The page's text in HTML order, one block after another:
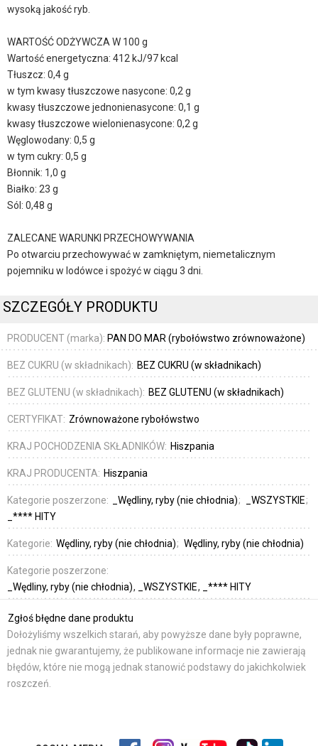
wysoką jakość ryb.
WARTOŚĆ ODŻYWCZA W 100 g
Wartość energetyczna: 412 kJ/97 kcal
Tłuszcz: 0,4 g
w tym kwasy tłuszczowe nasycone: 0,2 g
kwasy tłuszczowe jednonienasycone: 0,1 g
kwasy tłuszczowe wielonienasycone: 0,2 g
Węglowodany: 0,5 g
w tym cukry: 0,5 g
Błonnik: 1,0 g
Białko: 23 g
Sól: 0,48 g
ZALECANE WARUNKI PRZECHOWYWANIA
Po otwarciu przechowywać w zamkniętym, niemetalicznym
pojemniku w lodówce i spożyć w ciągu 3 dni.
SZCZEGÓŁY PRODUKTU
PRODUCENT (marka): PAN DO MAR (rybołówstwo zrównoważone)
BEZ CUKRU (w składnikach): BEZ CUKRU (w składnikach)
BEZ GLUTENU (w składnikach): BEZ GLUTENU (w składnikach)
CERTYFIKAT: Zrównoważone rybołówstwo
KRAJ POCHODZENIA SKŁADNIKÓW: Hiszpania
KRAJ PRODUCENTA: Hiszpania
Kategorie poszerzone: _Wędliny, ryby (nie chłodnia)
_WSZYSTKIE
_**** HITY
Kategorie: Wędliny, ryby (nie chłodnia) Wędliny, ryby (nie chłodnia)
Kategorie poszerzone:
_Wędliny, ryby (nie chłodnia)
_WSZYSTKIE _**** HITY
Zgłoś błędne dane produktu
Dołożyliśmy wszelkich starań, aby powyższe dane były poprawne,
jednak nie gwarantujemy, że publikowane informacje nie zawierają
błędów, które nie mogą jednak stanowić podstawy do jakichkolwiek
roszczeń.